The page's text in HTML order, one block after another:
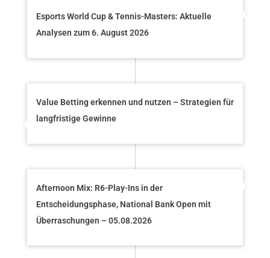
Esports World Cup & Tennis-Masters: Aktuelle
Analysen zum 6. August 2026
Value Betting erkennen und nutzen – Strategien für
langfristige Gewinne
Afternoon Mix: R6-Play-Ins in der
Entscheidungsphase, National Bank Open mit
Überraschungen – 05.08.2026